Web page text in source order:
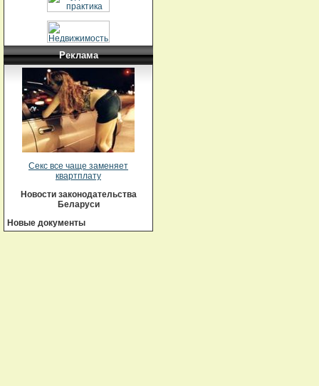
Реклама
Секс все чаще заменяет
квартплату
Новости законодательства
Беларуси
Новые документы